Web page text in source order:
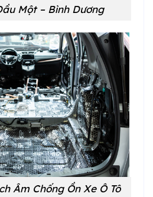
Một – Bình Dương
Âm Chống Ồn Xe Ô Tô